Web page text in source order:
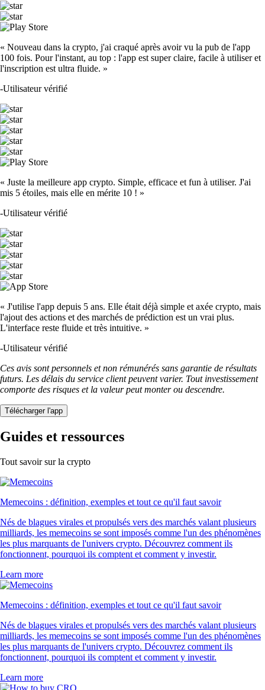
« Nouveau dans la crypto, j'ai craqué après avoir vu la pub de l'app
100 fois. Pour l'instant, au top : l'app est super claire, facile à utiliser et
l'inscription est ultra fluide. »
-Utilisateur vérifié
« Juste la meilleure app crypto. Simple, efficace et fun à utiliser. J'ai
mis 5 étoiles, mais elle en mérite 10 ! »
-Utilisateur vérifié
« J'utilise l'app depuis 5 ans. Elle était déjà simple et axée crypto, mais
l'ajout des actions et des marchés de prédiction est un vrai plus.
L'interface reste fluide et très intuitive. »
-Utilisateur vérifié
Ces avis sont personnels et non rémunérés sans garantie de résultats
futurs. Les délais du service client peuvent varier. Tout investissement
comporte des risques et la valeur peut monter ou descendre.
Télécharger l'app
Guides et ressources
Tout savoir sur la crypto
Memecoins : définition, exemples et tout ce qu'il faut savoir
Nés de blagues virales et propulsés vers des marchés valant plusieurs
milliards, les memecoins se sont imposés comme l'un des phénomènes
les plus marquants de l'univers crypto. Découvrez comment ils
fonctionnent, pourquoi ils comptent et comment y investir.
Learn more
Memecoins : définition, exemples et tout ce qu'il faut savoir
Nés de blagues virales et propulsés vers des marchés valant plusieurs
milliards, les memecoins se sont imposés comme l'un des phénomènes
les plus marquants de l'univers crypto. Découvrez comment ils
fonctionnent, pourquoi ils comptent et comment y investir.
Learn more